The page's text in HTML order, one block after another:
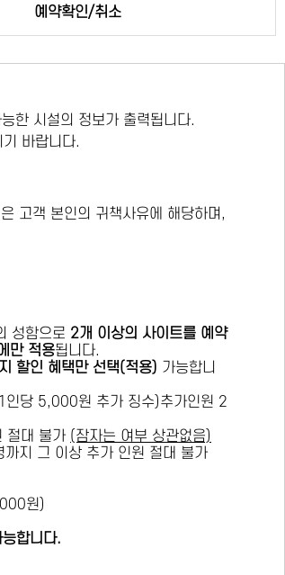
예약확인/취소
한 시설의 정보가 출력됩니다.
바랍니다.
고객 본인의 귀책사유에 해당하며,
성함으로 2개 이상의 사이트를 예약
만 적용됩니다.
할인 혜택만 선택(적용) 가능합니
인당 5,000원 추가 징수)추가인원 2
절대 불가 (잠자는 여부 상관없음)
까지 그 이상 추가 인원 절대 불가
원)
합니다.